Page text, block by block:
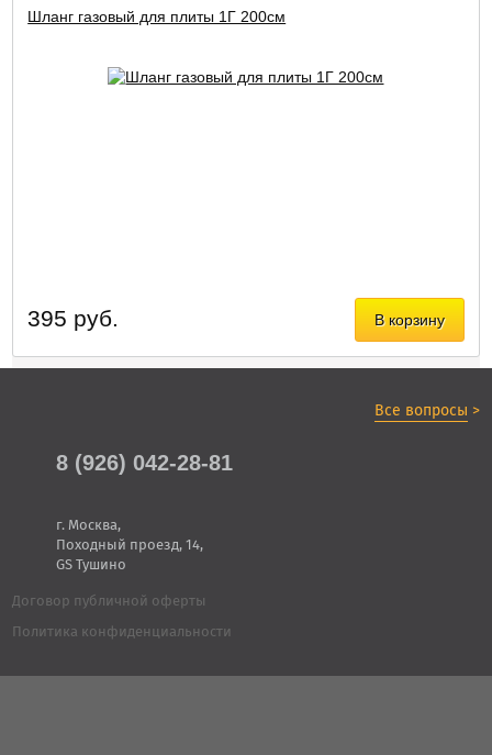
Шланг газовый для плиты 1Г 200см
В корзину
395 руб.
Все вопросы >
8 (926) 042-28-81
г. Москва,
Походный проезд, 14,
GS Тушино
Договор публичной оферты
Политика конфиденциальности